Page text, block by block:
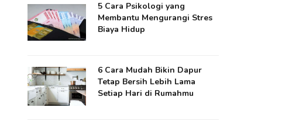
5 Cara Psikologi yang
Membantu Mengurangi Stres
Biaya Hidup
6 Cara Mudah Bikin Dapur
Tetap Bersih Lebih Lama
Setiap Hari di Rumahmu